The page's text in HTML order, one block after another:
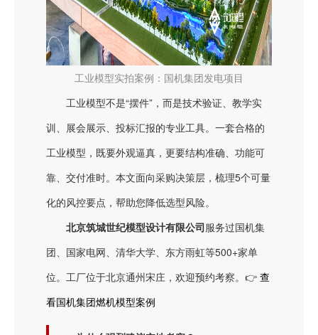
工业模型实拍案例：国机集团发电项目
工业模型不是“摆件”，而是技术验证、教学实
训、展会展示、投标汇报的专业工具。一套合格的
工业模型，既要外观逼真，更要结构准确、功能可
靠、交付准时。本文面向采购决策层，梳理5个可量
化的风控要点，帮助您降低选型风险。
北京筑城世纪模型设计有限公司服务过国机集
团、国家电网、清华大学、东方雨虹等500+家单
位。工厂位于北京通州宋庄，欢迎预约考察。👉 查
看国机集团燃机模型案例